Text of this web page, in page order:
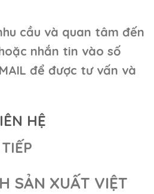
cầu và quan tâm đến
nhắn tin vào số
để được tư vấn và
HỆ
SẢN XUẤT VIỆT